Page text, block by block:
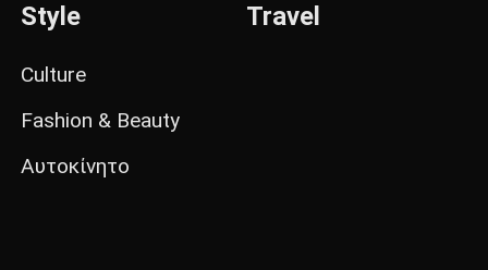
Style
Culture
Fashion & Beauty
Αυτοκίνητο
Travel